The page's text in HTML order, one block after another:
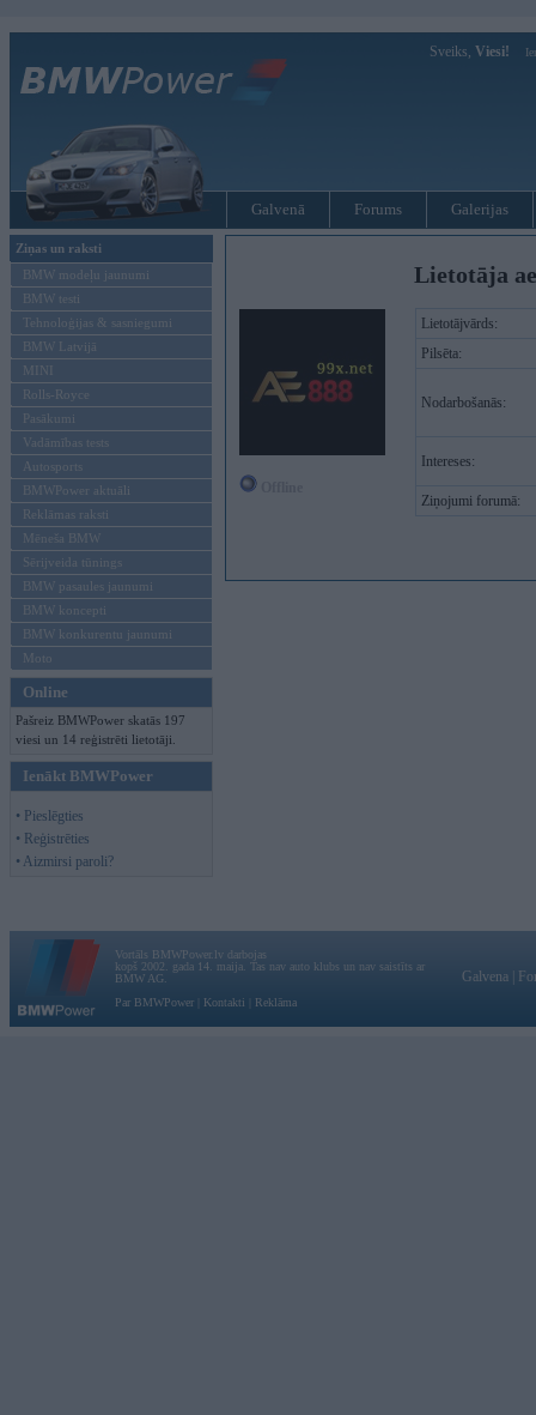
Sveiks, Viesi!
Galvenā Forums Galerijas
Ziņas un raksti
BMW modeļu jaunumi
BMW testi
Tehnoloģijas & sasniegumi
BMW Latvijā
MINI
Rolls-Royce
Pasākumi
Vadāmības tests
Autosports
BMWPower aktuāli
Reklāmas raksti
Mēneša BMW
Sērijveida tūnings
BMW pasaules jaunumi
BMW koncepti
BMW konkurentu jaunumi
Moto
Online
Pašreiz BMWPower skatās 197
viesi un 14 reģistrēti lietotāji.
Ienākt BMWPower
• Pieslēgties
• Reģistrēties
• Aizmirsi paroli?
Lietotāja
Lietotājvārds:
Pilsēta:
Nodarbošanās:
Intereses:
Ziņojumi forumā:
Vortāls BMWPower.lv darbojas
kopš 2002. gada 14. maija. Tas nav auto klubs un nav saistīts ar
BMW AG.
Par BMWPower
Kontakti Reklāma
Galvena